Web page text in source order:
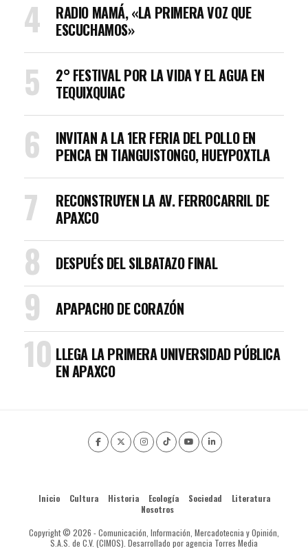
RADIO MAMÁ, «LA PRIMERA VOZ QUE
ESCUCHAMOS»
2° FESTIVAL POR LA VIDA Y EL AGUA EN
TEQUIXQUIAC
INVITAN A LA 1ER FERIA DEL POLLO EN
PENCA EN TIANGUISTONGO, HUEYPOXTLA
RECONSTRUYEN LA AV. FERROCARRIL DE
APAXCO
DESPUÉS DEL SILBATAZO FINAL
APAPACHO DE CORAZÓN
LLEGA LA PRIMERA UNIVERSIDAD PÚBLICA
EN APAXCO
Inicio Cultura Historia Ecología Sociedad
Literatura
Nosotros
Copyright © 2026 - Comunicación, Información, Mercadotecnia y Opinión,
S.A.S. de C.V. (CIMOS). Desarrollado por agencia Torres Media